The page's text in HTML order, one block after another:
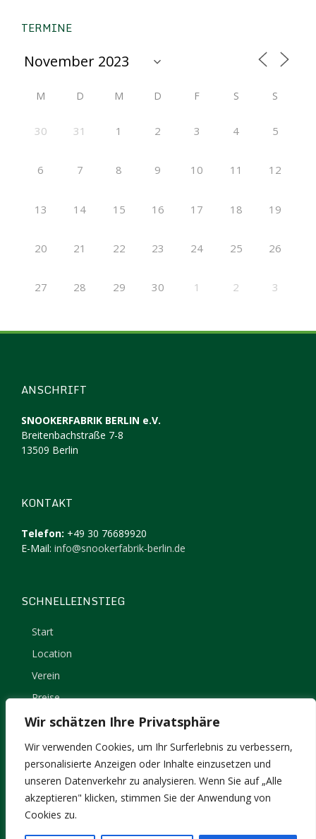
Wir schätzen Ihre Privatsphäre
Wir verwenden Cookies, um Ihr Surferlebnis zu verbessern,
personalisierte Anzeigen oder Inhalte einzusetzen und
unseren Datenverkehr zu analysieren. Wenn Sie auf „Alle
akzeptieren" klicken, stimmen Sie der Anwendung von
Cookies zu.
TERMINE
M D M D F S S
30 31 1 2 3 4 5
6 7 8 9 10 11 12
13 14 15 16 17 18 19
20 21 22 23 24 25 26
27 28 29 30 1 2 3
ANSCHRIFT
SNOOKERFABRIK BERLIN e.V.
Breitenbachstraße 7-8
13509 Berlin
KONTAKT
Telefon: +49 30 76689920
E-Mail: info@snookerfabrik-berlin.de
SCHNELLEINSTIEG
Start
Location
Verein
Preise
Kontakt
Impressum
Datenschutz